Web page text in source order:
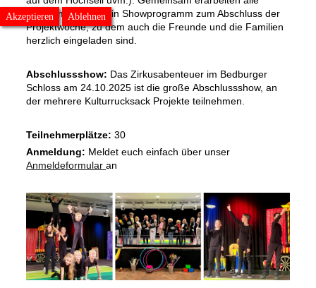
Teilnehmer:innen ein Showprogramm zum Abschluss der
Projektwoche, zu dem auch die Freunde und die Familien
herzlich eingeladen sind.
Abschlussshow: Das Zirkusabenteuer im Bedburger
Schloss am 24.10.2025 ist die große Abschlussshow, an
der mehrere Kulturrucksack Projekte teilnehmen.
Teilnehmerplätze: 30
Anmeldung: Meldet euch einfach über unser
Anmeldeformularan
Akzeptieren Ablehnen